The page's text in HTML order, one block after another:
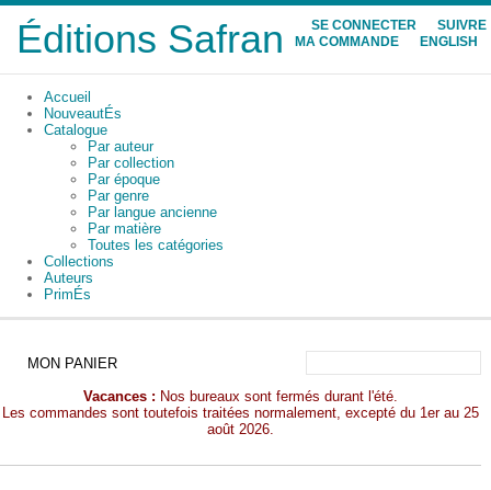
Éditions Safran SE CONNECTER
SUIVRE
MA COMMANDE
ENGLISH
Accueil
NouveautÉs
Catalogue
Par auteur
Par collection
Par époque
Par genre
Par langue ancienne
Par matière
Toutes les catégories
Collections
Auteurs
PrimÉs
MON PANIER
Vacances : Nos bureaux sont fermés durant l'été.
Les commandes sont toutefois traitées normalement, excepté du 1er au 25
août 2026.